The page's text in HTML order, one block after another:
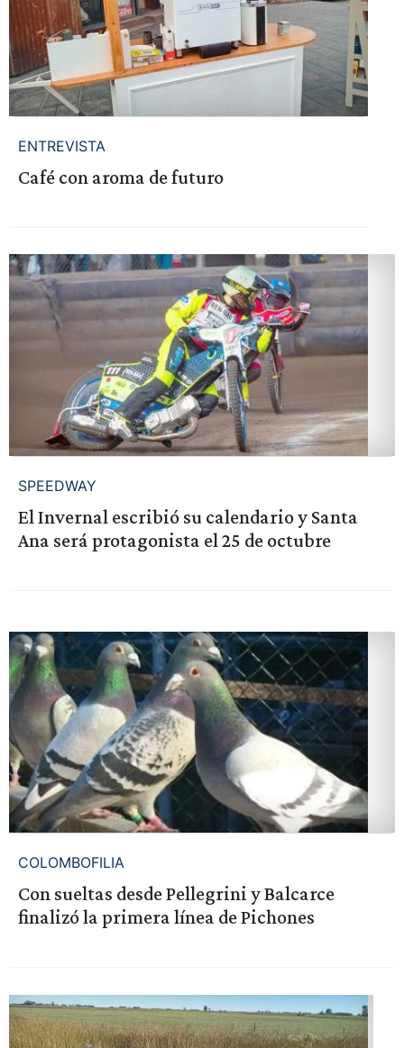
ENTREVISTA
Café con aroma de futuro
SPEEDWAY
El Invernal escribió su calendario y Santa
Ana será protagonista el 25 de octubre
COLOMBOFILIA
Con sueltas desde Pellegrini y Balcarce
finalizó la primera línea de Pichones